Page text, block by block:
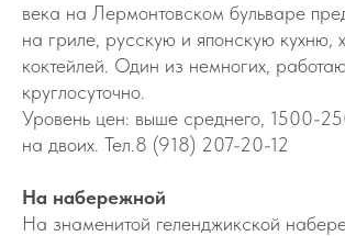
века на Лермонтовском бульваре
на гриле, русскую и японскую кухню,
коктейлей. Один из немногих,
круглосуточно.
Уровень цен: выше среднего, 1500-
на двоих. Тел.8 (918) 207-20-12
На набережной
На знаменитой геленджикской